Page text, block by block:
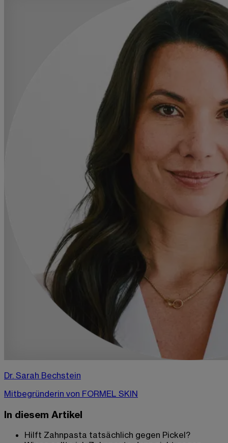
Dr. Sarah Bechstein
Mitbegründerin von FORMEL SKIN
In diesem Artikel
Hilft Zahnpasta tatsächlich gegen Pickel?